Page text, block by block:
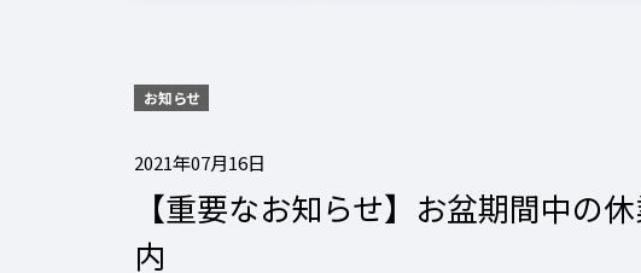
お知らせ
2021年07月16日
【重要なお知らせ】お盆期間中の
内